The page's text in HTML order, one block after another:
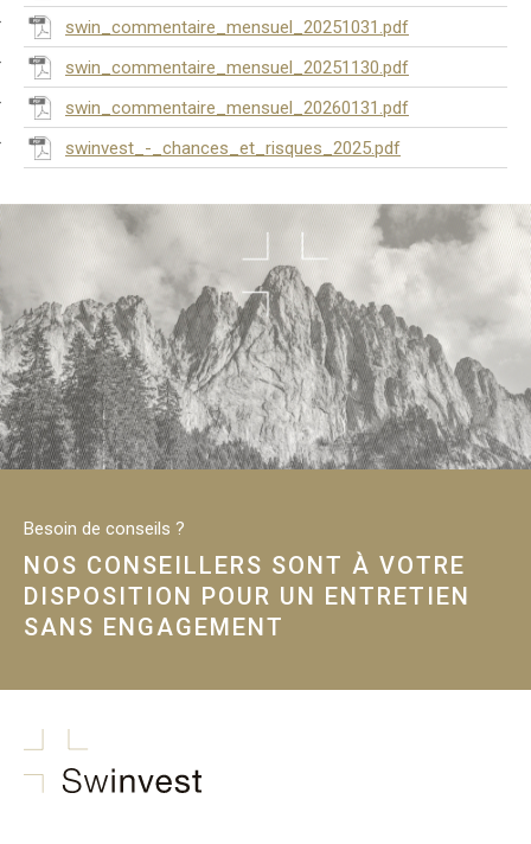
swin_commentaire_mensuel_20251031.pdf
swin_commentaire_mensuel_20251130.pdf
swin_commentaire_mensuel_20260131.pdf
swinvest_-_chances_et_risques_2025.pdf
Besoin de conseils ?
NOS CONSEILLERS SONT À VOTRE
DISPOSITION POUR UN ENTRETIEN
SANS ENGAGEMENT